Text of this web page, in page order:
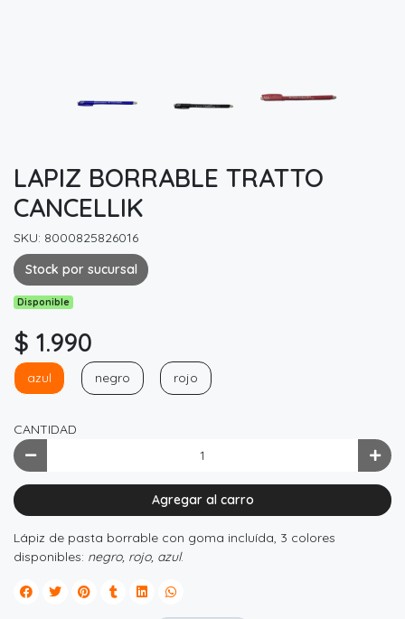
LAPIZ BORRABLE TRATTO
CANCELLIK
SKU: 8000825826016
Stock por sucursal
Disponible
$ 1.990
azul negro rojo
CANTIDAD
Agregar al carro
Lápiz de pasta borrable con goma incluída, 3 colores
disponibles: negro, rojo, azul.